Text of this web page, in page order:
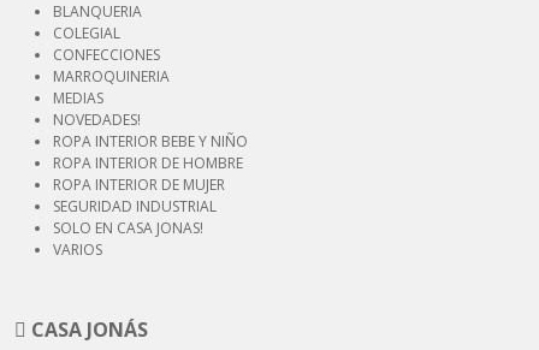
BLANQUERIA
COLEGIAL
CONFECCIONES
MARROQUINERIA
MEDIAS
NOVEDADES!
ROPA INTERIOR BEBE Y NIÑO
ROPA INTERIOR DE HOMBRE
ROPA INTERIOR DE MUJER
SEGURIDAD INDUSTRIAL
SOLO EN CASA JONAS!
VARIOS
CASA JONÁS